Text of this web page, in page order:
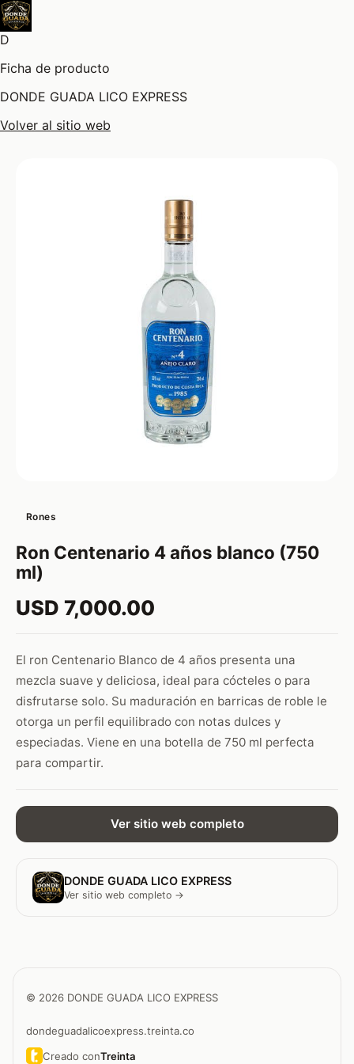
D
Ficha de producto
DONDE GUADA LICO EXPRESS
Volver al sitio web
Rones
Ron Centenario 4 años blanco (750
ml)
USD 7,000.00
El ron Centenario Blanco de 4 años presenta una
mezcla suave y deliciosa, ideal para cócteles o para
disfrutarse solo. Su maduración en barricas de roble le
otorga un perfil equilibrado con notas dulces y
especiadas. Viene en una botella de 750 ml perfecta
para compartir.
Ver sitio web completo
DONDE GUADA LICO EXPRESS
Ver sitio web completo →
© 2026 DONDE GUADA LICO EXPRESS
dondeguadalicoexpress.treinta.co
Creado conTreinta